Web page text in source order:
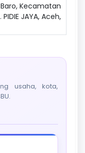
Kecamatan
JAYA, Aceh,
usaha, kota,